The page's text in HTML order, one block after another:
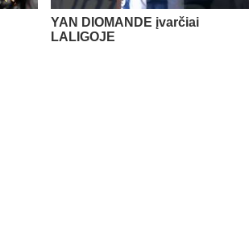
YAN DIOMANDE įvarčiai
LALIGOJE